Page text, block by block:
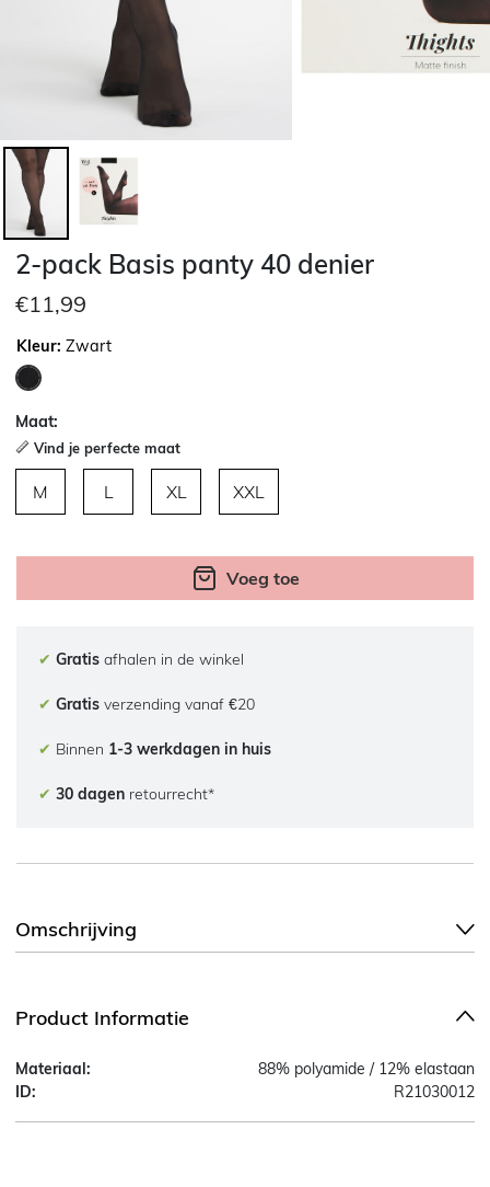
2-pack Basis panty 40 denier
€11,99
Kleur: Zwart
Maat:
Vind je perfecte maat
M L XL XXL
Voeg toe
✔ Gratis afhalen in de winkel
✔ Gratis verzending vanaf €20
✔ Binnen 1-3 werkdagen in huis
✔ 30 dagen retourrecht*
Omschrijving
Product Informatie
Materiaal:
88% polyamide / 12% elastaan
ID:
R21030012